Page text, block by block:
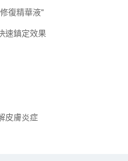
復精華液"
速鎮定效果
皮膚炎症